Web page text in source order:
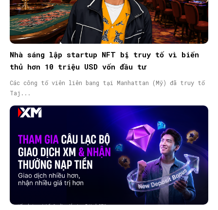
Nhà sáng lập startup NFT bị truy tố vì biển
thủ hơn 10 triệu USD vốn đầu tư
Các công tố viên liên bang tại Manhattan (Mỹ) đã truy tố
Taj...